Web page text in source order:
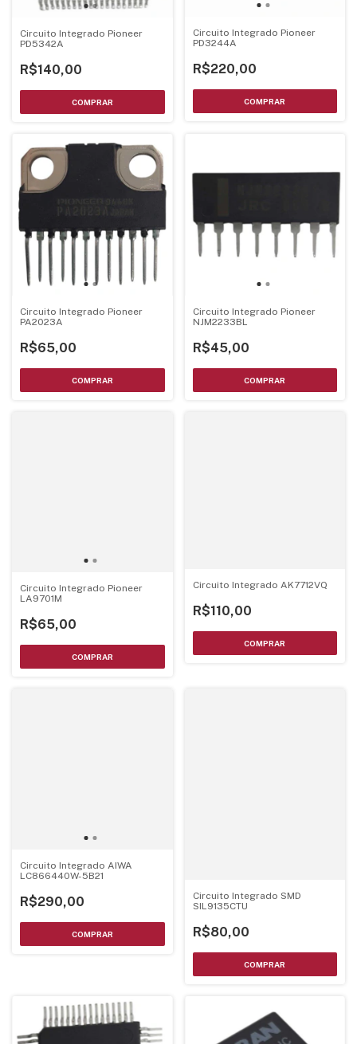
Circuito Integrado Pioneer
PD5342A
R$140,00
Circuito Integrado Pioneer
PD3244A
R$220,00
Circuito Integrado Pioneer
PA2023A
R$65,00
Circuito Integrado Pioneer
NJM2233BL
R$45,00
Circuito Integrado Pioneer
LA9701M
R$65,00
Circuito Integrado AK7712VQ
R$110,00
Circuito Integrado AIWA
LC866440W-5B21
R$290,00
Circuito Integrado SMD
SIL9135CTU
R$80,00